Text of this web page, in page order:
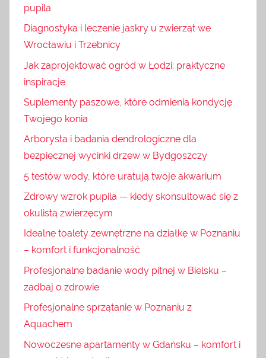
pupila
Diagnostyka i leczenie jaskry u zwierząt we
Wrocławiu i Trzebnicy
Jak zaprojektować ogród w Łodzi: praktyczne
inspiracje
Suplementy paszowe, które odmienią kondycję
Twojego konia
Arborysta i badania dendrologiczne dla
bezpiecznej wycinki drzew w Bydgoszczy
5 testów wody, które uratują twoje akwarium
Zdrowy wzrok pupila — kiedy skonsultować się z
okulistą zwierzęcym
Idealne toalety zewnętrzne na działkę w Poznaniu
– komfort i funkcjonalność
Profesjonalne badanie wody pitnej w Bielsku –
zadbaj o zdrowie
Profesjonalne sprzątanie w Poznaniu z
Aquachem
Nowoczesne apartamenty w Gdańsku – komfort i